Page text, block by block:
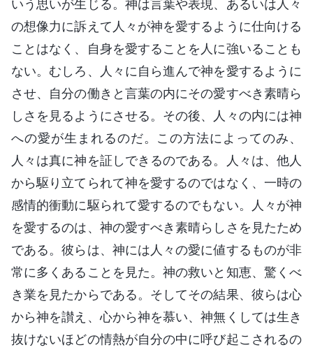
いう思いが生じる。神は言葉や表現、あるいは人々
の想像力に訴えて人々が神を愛するように仕向ける
ことはなく、自身を愛することを人に強いることも
ない。むしろ、人々に自ら進んで神を愛するように
させ、自分の働きと言葉の内にその愛すべき素晴ら
しさを見るようにさせる。その後、人々の内には神
への愛が生まれるのだ。この方法によってのみ、
人々は真に神を証しできるのである。人々は、他人
から駆り立てられて神を愛するのではなく、一時の
感情的衝動に駆られて愛するのでもない。人々が神
を愛するのは、神の愛すべき素晴らしさを見たため
である。彼らは、神には人々の愛に値するものが非
常に多くあることを見た。神の救いと知恵、驚くべ
き業を見たからである。そしてその結果、彼らは心
から神を讃え、心から神を慕い、神無くしては生き
抜けないほどの情熱が自分の中に呼び起こされるの